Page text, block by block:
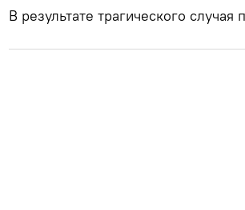
В результате трагического